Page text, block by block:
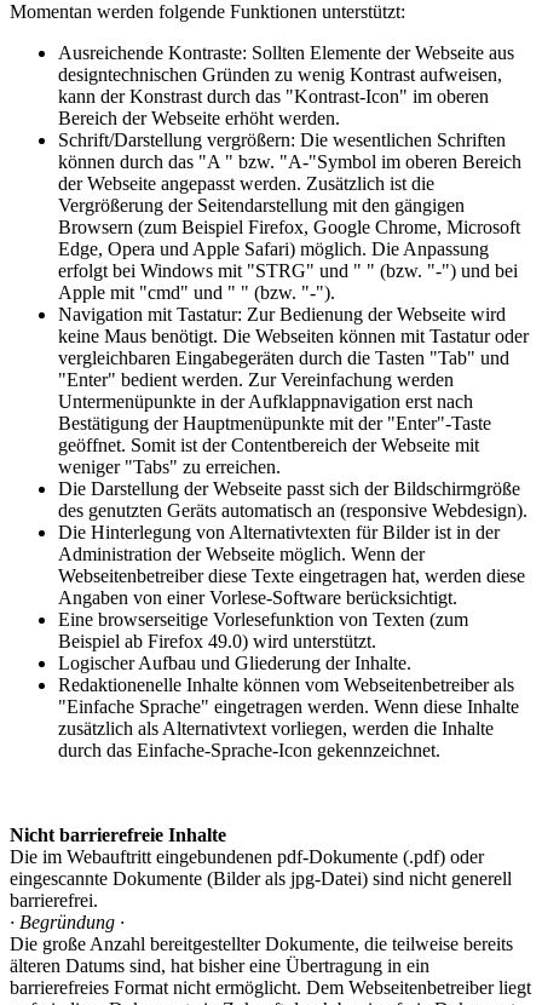
Momentan werden folgende Funktionen unterstützt:
Ausreichende Kontraste: Sollten Elemente der Webseite aus
designtechnischen Gründen zu wenig Kontrast aufweisen,
kann der Konstrast durch das "Kontrast-Icon" im oberen
Bereich der Webseite erhöht werden.
Schrift/Darstellung vergrößern: Die wesentlichen Schriften
können durch das "A " bzw. "A-"Symbol im oberen Bereich
der Webseite angepasst werden. Zusätzlich ist die
Vergrößerung der Seitendarstellung mit den gängigen
Browsern (zum Beispiel Firefox, Google Chrome, Microsoft
Edge, Opera und Apple Safari) möglich. Die Anpassung
erfolgt bei Windows mit "STRG" und " " (bzw. "-") und bei
Apple mit "cmd" und " " (bzw. "-").
Navigation mit Tastatur: Zur Bedienung der Webseite wird
keine Maus benötigt. Die Webseiten können mit Tastatur oder
vergleichbaren Eingabegeräten durch die Tasten "Tab" und
"Enter" bedient werden. Zur Vereinfachung werden
Untermenüpunkte in der Aufklappnavigation erst nach
Bestätigung der Hauptmenüpunkte mit der "Enter"-Taste
geöffnet. Somit ist der Contentbereich der Webseite mit
weniger "Tabs" zu erreichen.
Die Darstellung der Webseite passt sich der Bildschirmgröße
des genutzten Geräts automatisch an (responsive Webdesign).
Die Hinterlegung von Alternativtexten für Bilder ist in der
Administration der Webseite möglich. Wenn der
Webseitenbetreiber diese Texte eingetragen hat, werden diese
Angaben von einer Vorlese-Software berücksichtigt.
Eine browserseitige Vorlesefunktion von Texten (zum
Beispiel ab Firefox 49.0) wird unterstützt.
Logischer Aufbau und Gliederung der Inhalte.
Redaktionenelle Inhalte können vom Webseitenbetreiber als
"Einfache Sprache" eingetragen werden. Wenn diese Inhalte
zusätzlich als Alternativtext vorliegen, werden die Inhalte
durch das Einfache-Sprache-Icon gekennzeichnet.
Nicht barrierefreie Inhalte
Die im Webauftritt eingebundenen pdf-Dokumente (.pdf) oder
eingescannte Dokumente (Bilder als jpg-Datei) sind nicht generell
barrierefrei.
· Begründung ·
Die große Anzahl bereitgestellter Dokumente, die teilweise bereits
älteren Datums sind, hat bisher eine Übertragung in ein
barrierefreies Format nicht ermöglicht. Dem Webseitenbetreiber liegt